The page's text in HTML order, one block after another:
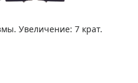
Увеличение: 7 крат.